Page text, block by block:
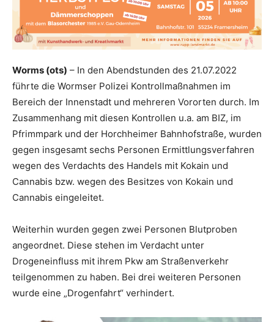
Worms (ots) – In den Abendstunden des 21.07.2022
führte die Wormser Polizei Kontrollmaßnahmen im
Bereich der Innenstadt und mehreren Vororten durch. Im
Zusammenhang mit diesen Kontrollen u.a. am BIZ, im
Pfrimmpark und der Horchheimer Bahnhofstraße, wurden
gegen insgesamt sechs Personen Ermittlungsverfahren
wegen des Verdachts des Handels mit Kokain und
Cannabis bzw. wegen des Besitzes von Kokain und
Cannabis eingeleitet.
Weiterhin wurden gegen zwei Personen Blutproben
angeordnet. Diese stehen im Verdacht unter
Drogeneinfluss mit ihrem Pkw am Straßenverkehr
teilgenommen zu haben. Bei drei weiteren Personen
wurde eine „Drogenfahrt“ verhindert.